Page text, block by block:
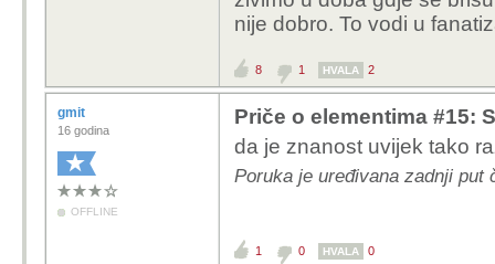
nije dobro. To vodi u
8 1 HVALA 2
gmit
16 godina
OFFLINE
Priče o elementima #15:
da je znanost uvijek tako
Poruka je uređivana zadnji put
1 0 HVALA 0